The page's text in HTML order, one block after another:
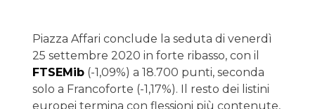
Piazza Affari conclude la seduta di venerdì
25 settembre 2020 in forte ribasso, con il
FTSEMib (-1,09%) a 18.700 punti, seconda
solo a Francoforte (-1,17%). Il resto dei listini
europei termina con flessioni più contenute,